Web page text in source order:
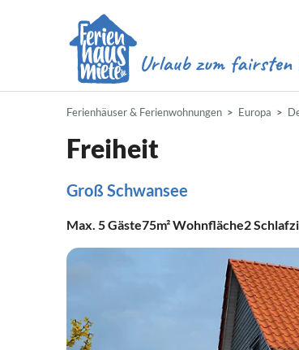
Ferienhäuser & Ferienwohnungen Europa
Freiheit
Groß Schwansee
Max. 5Gäste75m²Wohnfläche2